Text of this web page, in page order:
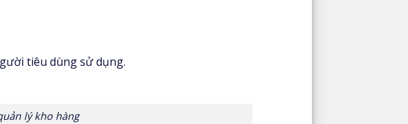
tiêu dùng sử dụng.
lý kho hàng